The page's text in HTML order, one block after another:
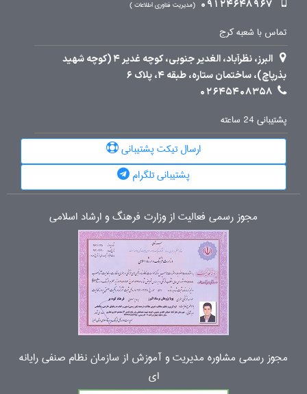
09124648967 مدیریت فناوری اطلاعات
تماس با شعبه کرج
البرز، نظرآباد، الغدیر جنوبی، کوچه غدیر 4 (کوچه شهید
بذرپاچ)، ساختمان ستاره، طبقه 4، پلاک 6
02645408358
پشتیبانی 24 ساعته
ارسال تیکت پشتیبانی
پشتیبانی تلگرام
مجوز رسمی فعالیت از وزارت فرهنگ و ارشاد اسلامی
مجوز رسمی مشاوره مدیریت و آموزش از سازمان نظام صنفی رایانه
ای